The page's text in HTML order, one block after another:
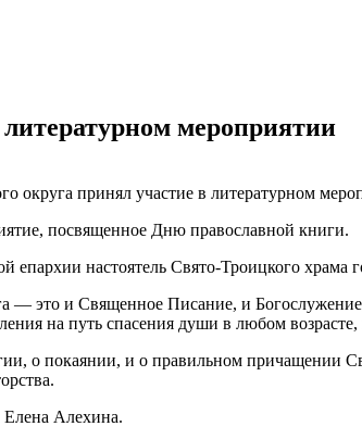
мероприятии
посвященное Дню православной книги.
настоятель Свято-Троицкого
это и Священное Писание, и
на путь спасения души в любом
о покаянии, и о правильном причащении
Елена Алехина.